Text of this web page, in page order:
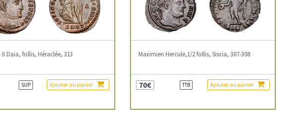
Daia, follis, Héraclée, 313
SUP Ajouter au panier
Maximien Hercule,1/2 follis, Siscia, 307-308
70€ TTB Ajouter au panier